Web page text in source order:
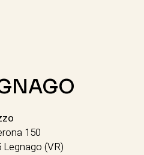
150
Legnago (VR)